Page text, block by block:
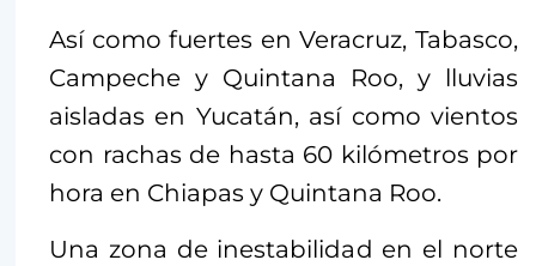
Así como fuertes en Veracruz, Tabasco,
Campeche y Quintana Roo, y lluvias
aisladas en Yucatán, así como vientos
con rachas de hasta 60 kilómetros por
hora en Chiapas y Quintana Roo.
Una zona de inestabilidad en el norte